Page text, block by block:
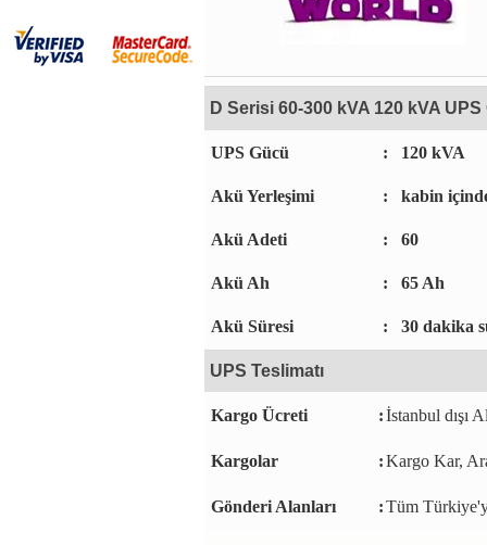
D Serisi 60-300 kVA 120 kVA
UPS Gücü : 120 kVA
Akü Yerleşimi : kabin
Akü Adeti : 60
Akü Ah : 65 Ah
Akü Süresi : 30 dakika
UPS Teslimatı
Kargo Ücreti :İstanbul dışı
Kargolar :Kargo Kar,
Gönderi Alanları :Tüm